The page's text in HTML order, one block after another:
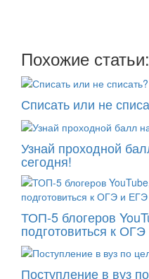
Похожие статьи:
Списать или не
Узнай проходной
сегодня!
ТОП-5 блогеров
подготовиться к
Поступление в вуз